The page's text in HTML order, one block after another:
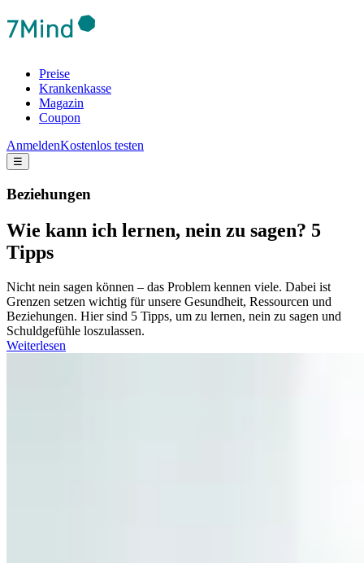
Preise
Krankenkasse
Magazin
Coupon
AnmeldenKostenlos testen
☰
Beziehungen
Wie kann ich lernen, nein zu sagen? 5
Tipps
Nicht nein sagen können – das Problem kennen viele. Dabei ist
Grenzen setzen wichtig für unsere Gesundheit, Ressourcen und
Beziehungen. Hier sind 5 Tipps, um zu lernen, nein zu sagen und
Schuldgefühle loszulassen.
Weiterlesen